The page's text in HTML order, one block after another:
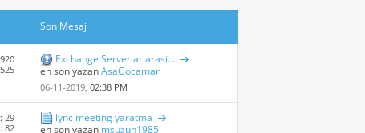
Son Mesaj
Exchange Serverlar arasi...
en son yazanAsaGocamar
06-11-2019,02:38 PM
29
82
lync meeting yaratma
en son yazan msuzun1985